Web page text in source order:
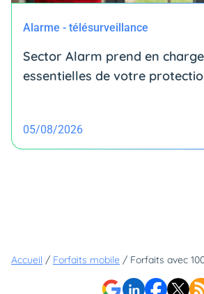
Alarme - télésurveillance
Sector Alarm prend en
essentielles de votre
05/08/2026
Accueil / Forfaits mobile /